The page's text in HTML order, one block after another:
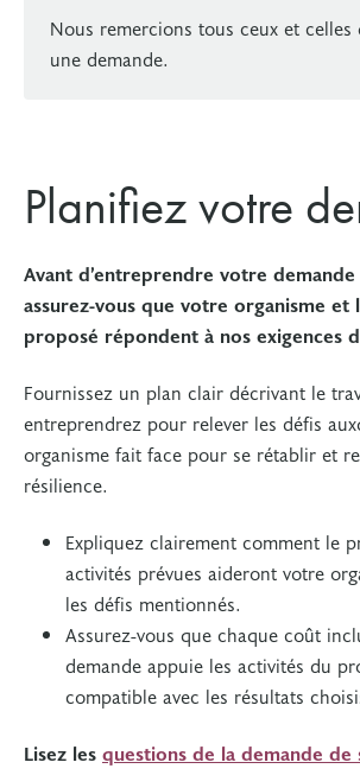
Nous remercions tous ceux et
une demande.
Planifiez votre
Avant d’entreprendre votre
assurez-vous que votre organisme
proposé répondent à nos exigences
Fournissez un plan clair décrivant le
entreprendrez pour relever les défis
organisme fait face pour se rétablir et
résilience.
Expliquez clairement comment le
activités prévues aideront votre
les défis mentionnés.
Assurez-vous que chaque coût
demande appuie les activités du
compatible avec les résultats
Lisez les questions de la demande de